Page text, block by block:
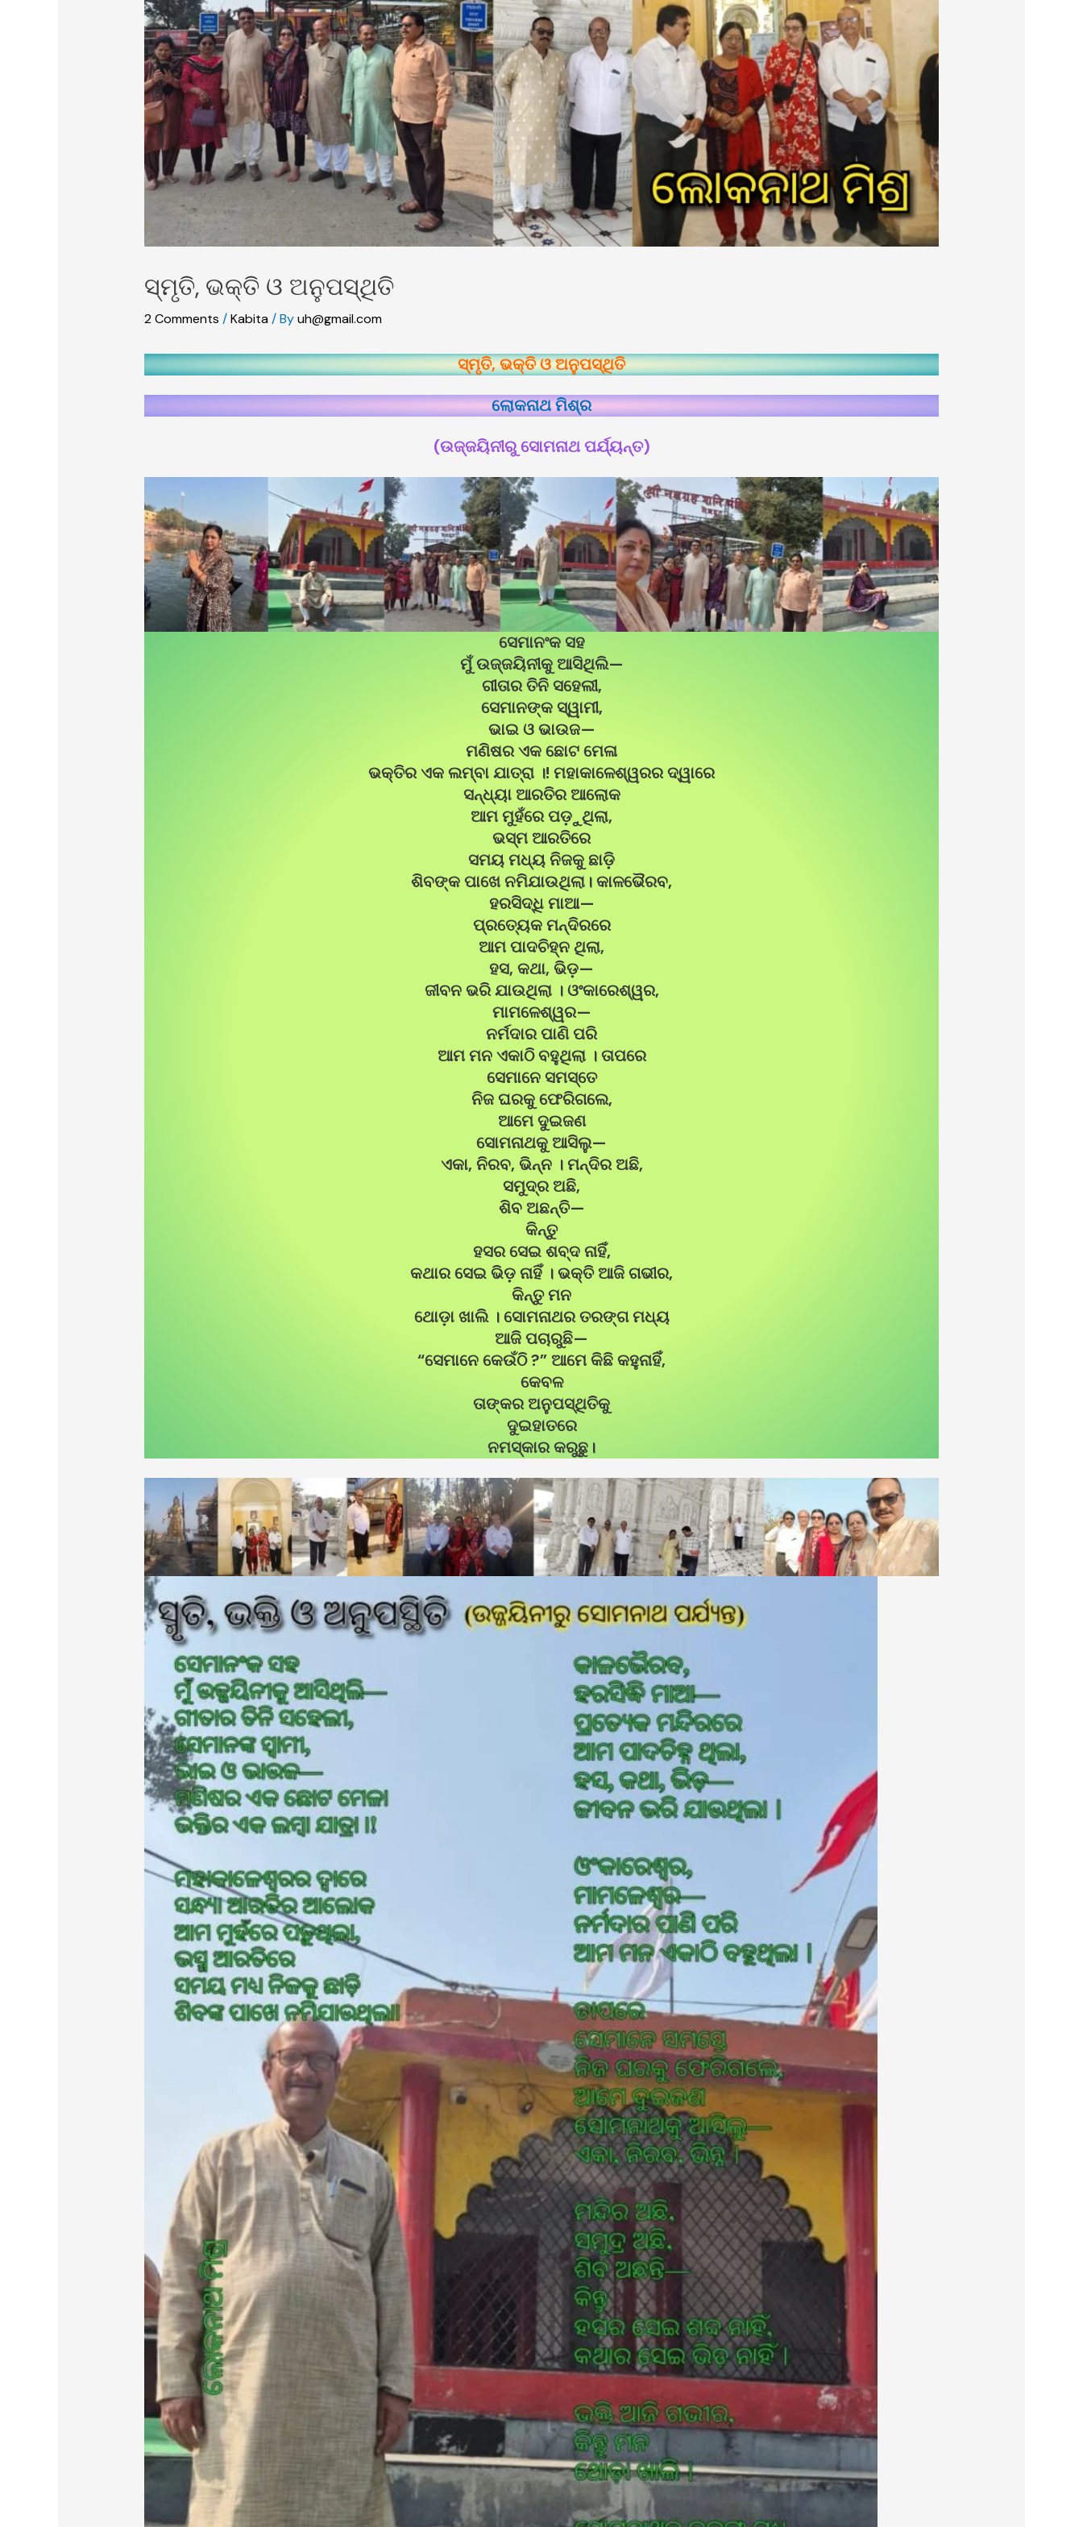
ସ୍ମୃତି, ଭକ୍ତି ଓ ଅନୁପସ୍ଥିତି
2 Comments /Kabita / Byuh@gmail.com
ସ୍ମୃତି, ଭକ୍ତି ଓ ଅନୁପସ୍ଥିତି
ଲୋକନାଥ ମିଶ୍ର
(ଉଜ୍ଜୟିନୀରୁ ସୋମନାଥ ପର୍ଯ୍ୟନ୍ତ)
ସେମାନଂକ ସହ
ମୁଁ ଉଜ୍ଜୟିନୀକୁ ଆସିଥିଲି—
ଗୀତାର ତିନି ସହେଲୀ,
ସେମାନଙ୍କ ସ୍ୱାମୀ,
ଭାଇ ଓ ଭାଉଜ—
ମଣିଷର ଏକ ଛୋଟ ମେଳା
ଭକ୍ତିର ଏକ ଲମ୍ବା ଯାତ୍ରା ।! ମହାକାଳେଶ୍ୱରର ଦ୍ୱାରେ
ସନ୍ଧ୍ୟା ଆରତିର ଆଲୋକ
ଆମ ମୁହଁରେ ପଡ଼ୁଥିଲା,
ଭସ୍ମ ଆରତିରେ
ସମୟ ମଧ୍ୟ ନିଜକୁ ଛାଡ଼ି
ଶିବଙ୍କ ପାଖେ ନମିଯାଉଥିଲା। କାଳଭୈରବ,
ହରସିଦ୍ଧି ମାଆ—
ପ୍ରତ୍ୟେକ ମନ୍ଦିରରେ
ଆମ ପାଦଚିହ୍ନ ଥିଲା,
ହସ, କଥା, ଭିଡ଼—
ଜୀବନ ଭରି ଯାଉଥିଲା । ଓଂକାରେଶ୍ୱର,
ମାମଳେଶ୍ୱର—
ନର୍ମଦାର ପାଣି ପରି
ଆମ ମନ ଏକାଠି ବହୁଥିଲା । ତାପରେ
ସେମାନେ ସମସ୍ତେ
ନିଜ ଘରକୁ ଫେରିଗଲେ,
ଆମେ ଦୁଇଜଣ
ସୋମନାଥକୁ ଆସିଲୁ—
ଏକା, ନିରବ, ଭିନ୍ନ । ମନ୍ଦିର ଅଛି,
ସମୁଦ୍ର ଅଛି,
ଶିବ ଅଛନ୍ତି—
କିନ୍ତୁ
ହସର ସେଇ ଶବ୍ଦ ନାହିଁ,
କଥାର ସେଇ ଭିଡ଼ ନାହିଁ । ଭକ୍ତି ଆଜି ଗଭୀର,
କିନ୍ତୁ ମନ
ଥୋଡ଼ା ଖାଲି । ସୋମନାଥର ତରଙ୍ଗ ମଧ୍ୟ
ଆଜି ପଚାରୁଛି—
“ସେମାନେ କେଉଁଠି ?” ଆମେ କିଛି କହୁନାହିଁ,
କେବଳ
ତାଙ୍କର ଅନୁପସ୍ଥିତିକୁ
ଦୁଇହାତରେ
ନମସ୍କାର କରୁଛୁ।